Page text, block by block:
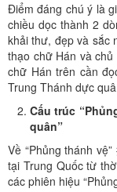
Điểm đáng chú ý là
chiều dọc thành 2
khải thư, đẹp và sắc
thạo chữ Hán và
chữ Hán trên cần
Trung Thánh dực
Cấu trúc
quân”
Về “Phủng thánh
tại Trung Quốc từ
các phiên hiệu